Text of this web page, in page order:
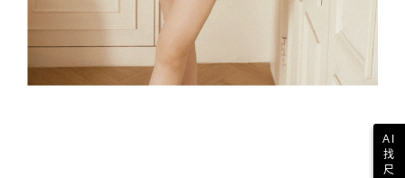
AI
找
尺